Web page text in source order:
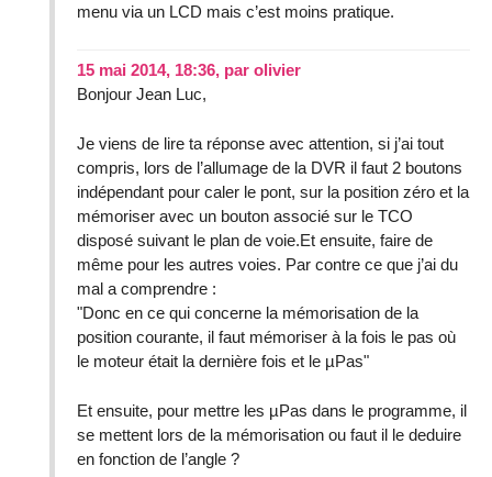
menu via un LCD mais c’est moins pratique.
15 mai 2014, 18:36, par olivier
Bonjour Jean Luc,
Je viens de lire ta réponse avec attention, si j’ai tout
compris, lors de l’allumage de la DVR il faut 2 boutons
indépendant pour caler le pont, sur la position zéro et la
mémoriser avec un bouton associé sur le TCO
disposé suivant le plan de voie.Et ensuite, faire de
même pour les autres voies. Par contre ce que j’ai du
mal a comprendre :
"Donc en ce qui concerne la mémorisation de la
position courante, il faut mémoriser à la fois le pas où
le moteur était la dernière fois et le µPas"
Et ensuite, pour mettre les µPas dans le programme, il
se mettent lors de la mémorisation ou faut il le deduire
en fonction de l’angle ?